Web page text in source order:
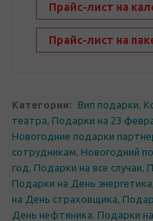
Прайс-лист на
Прайс-лист на
Категории: Вип подарки,
театра, Подарки на 23
Новогодние подарки
сотрудникам, Новогодний
год , Подарки на все случаи,
Подарки на День энергетика
на День страховщика,
День нефтяника, Подарки